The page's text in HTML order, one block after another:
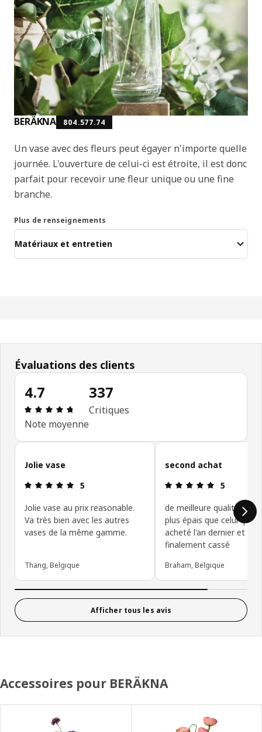
BERÄKNA 804.577.74
Un vase avec des fleurs peut égayer n'importe quelle
journée. L'ouverture de celui-ci est étroite, il est donc
parfait pour recevoir une fleur unique ou une fine
branche.
Plus de renseignements
Matériaux et entretien
Évaluations des clients
4.7
Avis: 4.7 sur 5 étoiles. Nombre total d'avis: 337
Note moyenne
337
Critiques
Ignorer les avis des clients
Jolie vase
Avis: 5 sur 5 étoiles.
5
Jolie vase au prix reasonable.
Va très bien avec les autres
vases de la même gamme.
Thang, Belgique
second achat
Avis: 5 sur
5
de meilleure qualité car
plus épais que celui que
acheté l'an dernier et qui
finalement cassé
Braham, Belgique
Afficher tous les avis
Accessoires pour BERÄKNA